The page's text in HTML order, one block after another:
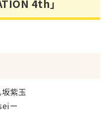
4th」
紫玉
ー